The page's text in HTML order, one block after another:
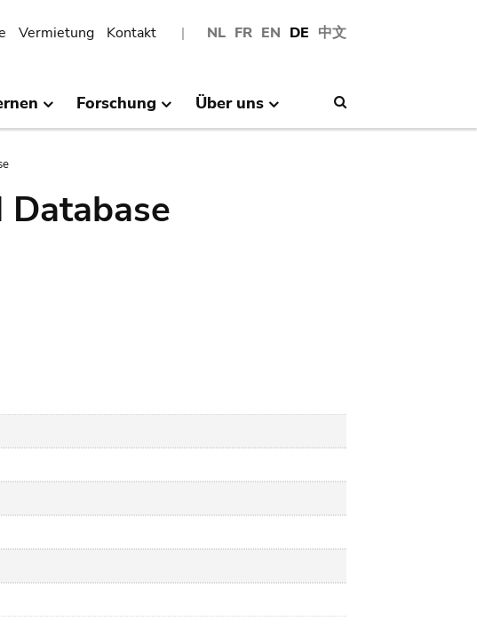
NL FR EN DE 中文
Vermietung Kontakt
Forschung Über uns